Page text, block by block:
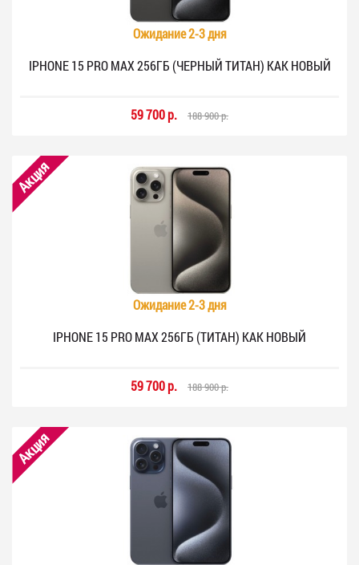
Ожидание 2-3 дня
IPHONE 15 PRO MAX 256ГБ (ЧЕРНЫЙ ТИТАН) КАК НОВЫЙ
59 700 р. 188 900 р.
Акция
Ожидание 2-3 дня
IPHONE 15 PRO MAX 256ГБ (ТИТАН) КАК НОВЫЙ
59 700 р. 188 900 р.
Акция